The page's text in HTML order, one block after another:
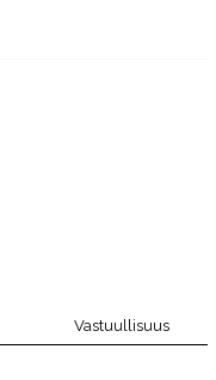
Vastuullisuus